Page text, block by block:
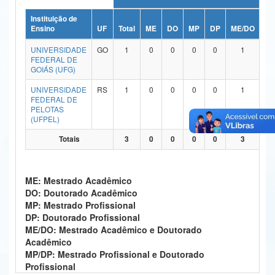
Ministério da Ciência, Tecnologia, Inovações e Comunicações
Ministério do Meio Ambiente
Ministério do Turismo
Ministério do Desenvolvimento Regional
Controladoria-Geral da União
Ministério da Mulher, da Família e dos Direitos Humanos
Secretaria de Governo
Gabinete de Segurança Institucional
Advocacia-Geral da União
Banco Central do Brasil
Instituição de
Ensino
UF Total ME DO MP DP ME/DO
UNIVERSIDADE
FEDERAL DE
GOIÁS (UFG)
GO 1 0 0 0 0 1
UNIVERSIDADE
FEDERAL DE
PELOTAS
(UFPEL)
RS 1 0 0 0 0 1
Totais 3 0 0 0 0 3
ME: Mestrado Acadêmico
DO: Doutorado Acadêmico
MP: Mestrado Profissional
DP: Doutorado Profissional
ME/DO: Mestrado Acadêmico e Doutorado
Acadêmico
MP/DP: Mestrado Profissional e Doutorado
Profissional